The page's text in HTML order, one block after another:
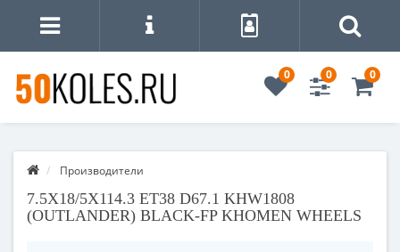
0 0 0
Производители
7.5X18/5X114.3 ET38 D67.1 KHW1808
(OUTLANDER) BLACK-FP KHOMEN WHEELS